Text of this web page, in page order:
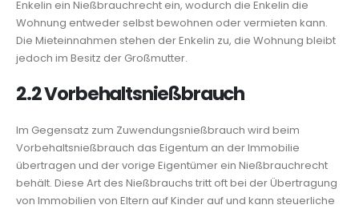
Enkelin ein Nießbrauchrecht ein, wodurch die Enkelin die
Wohnung entweder selbst bewohnen oder vermieten kann.
Die Mieteinnahmen stehen der Enkelin zu, die Wohnung bleibt
jedoch im Besitz der Großmutter.
2.2 Vorbehaltsnießbrauch
Im Gegensatz zum Zuwendungsnießbrauch wird beim
Vorbehaltsnießbrauch das Eigentum an der Immobilie
übertragen und der vorige Eigentümer ein Nießbrauchrecht
behält. Diese Art des Nießbrauchs tritt oft bei der Übertragung
von Immobilien von Eltern auf Kinder auf und kann steuerliche